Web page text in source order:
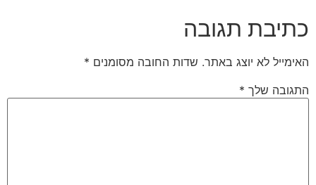
כתיבת תגובה
האימייל לא יוצג באתר. שדות החובה מסומנים*
התגובה שלך*